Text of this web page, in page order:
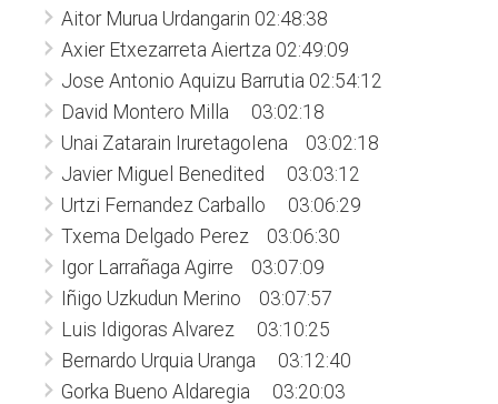
Aitor Murua Urdangarin 02:48:38
Axier Etxezarreta Aiertza 02:49:09
Jose Antonio Aquizu Barrutia 02:54:12
David Montero Milla 03:02:18
Unai Zatarain IruretagoIena 03:02:18
Javier Miguel Benedited 03:03:12
Urtzi Fernandez Carballo 03:06:29
Txema Delgado Perez 03:06:30
Igor Larrañaga Agirre 03:07:09
Iñigo Uzkudun Merino 03:07:57
Luis Idigoras Alvarez 03:10:25
Bernardo Urquia Uranga 03:12:40
Gorka Bueno Aldaregia 03:20:03